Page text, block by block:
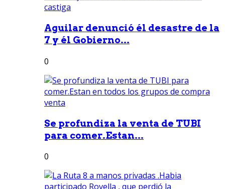
Aguilar denunció él desastre de la
7 y él Gobierno...
0
Se profundiza la venta de TUBI
para comer.Estan...
0